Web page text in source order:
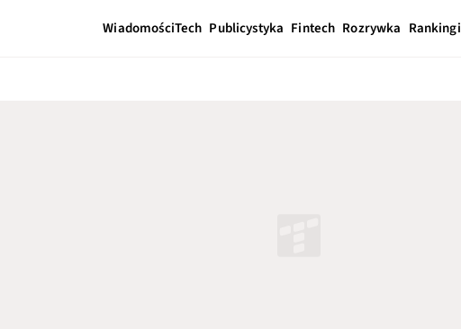
WiadomościTech Publicystyka Fintech Rozrywka Rankingi